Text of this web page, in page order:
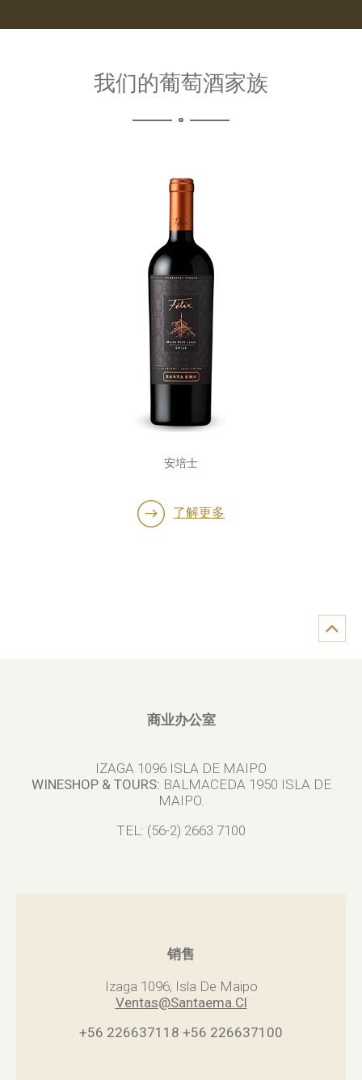
我们的葡萄酒家族
安培士
了解更多
商业办公室
IZAGA 1096 ISLA DE MAIPO
WINESHOP & TOURS: BALMACEDA 1950 ISLA DE
MAIPO.
TEL: (56-2) 2663 7100
销售
Izaga 1096, Isla De Maipo
Ventas@Santaema.Cl
+56 226637118 +56 226637100